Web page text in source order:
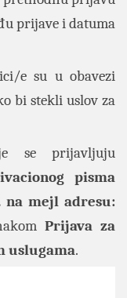
prijave i datuma
e su u obavezi
bi stekli uslov za
se prijavljuju
pisma
na mejl adresu:
Prijava za
uslugama.